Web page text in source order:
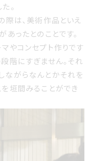
。
際は、美術作品といえ
ったとのことです。
やコンセプト作りです
階にすぎません。それ
ながらなんとかそれを
垣間みることができ